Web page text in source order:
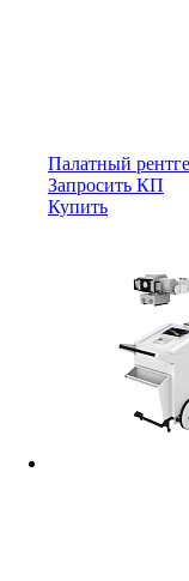
Палатный
Запросить КП
Купить